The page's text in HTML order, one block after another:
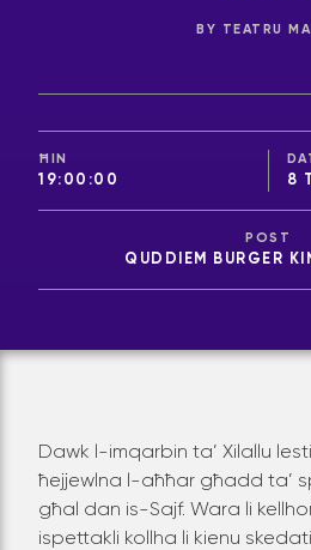
BY TEATRU
ĦIN
19:00:00 8
POST
QUDDIEM BURGER
Dawk l-imqarbin ta’ Xilallu
ħejjewlna l-aħħar għadd ta’
għal dan is-Sajf. Wara li
ispettakli kollha li kienu